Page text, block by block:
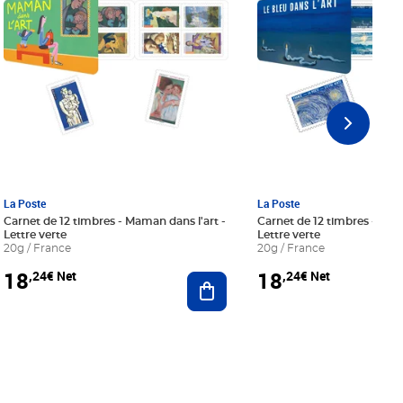
au panier
La Poste
Carnet de 12 timbres - Maman dans l'art -
Lettre verte
20g / France
18,24€ Net Ajouter au panier
La Poste
Carnet de 12 timbres - Le
Lettre verte
20g / France
18,24€ Net